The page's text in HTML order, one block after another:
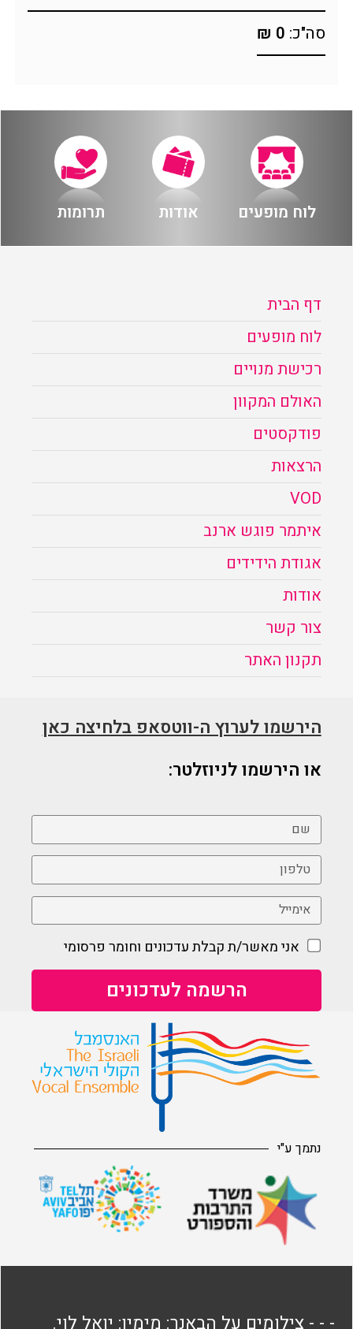
סה"כ: 0 ₪
לוח מופעים אודות תרומות
דף הבית
לוח מופעים
רכישת מנויים
האולם המקוון
פודקסטים
הרצאות
VOD
איתמר פוגש ארנב
אגודת הידידים
אודות
צור קשר
תקנון האתר
הירשמו לערוץ ה-ווטסאפ בלחיצה כאן
או הירשמו לניוזלטר:
אני מאשר/ת קבלת עדכונים וחומר פרסומי
נתמך ע"י
- - - צילומים על הבאנר: מימין: יואל לוי.